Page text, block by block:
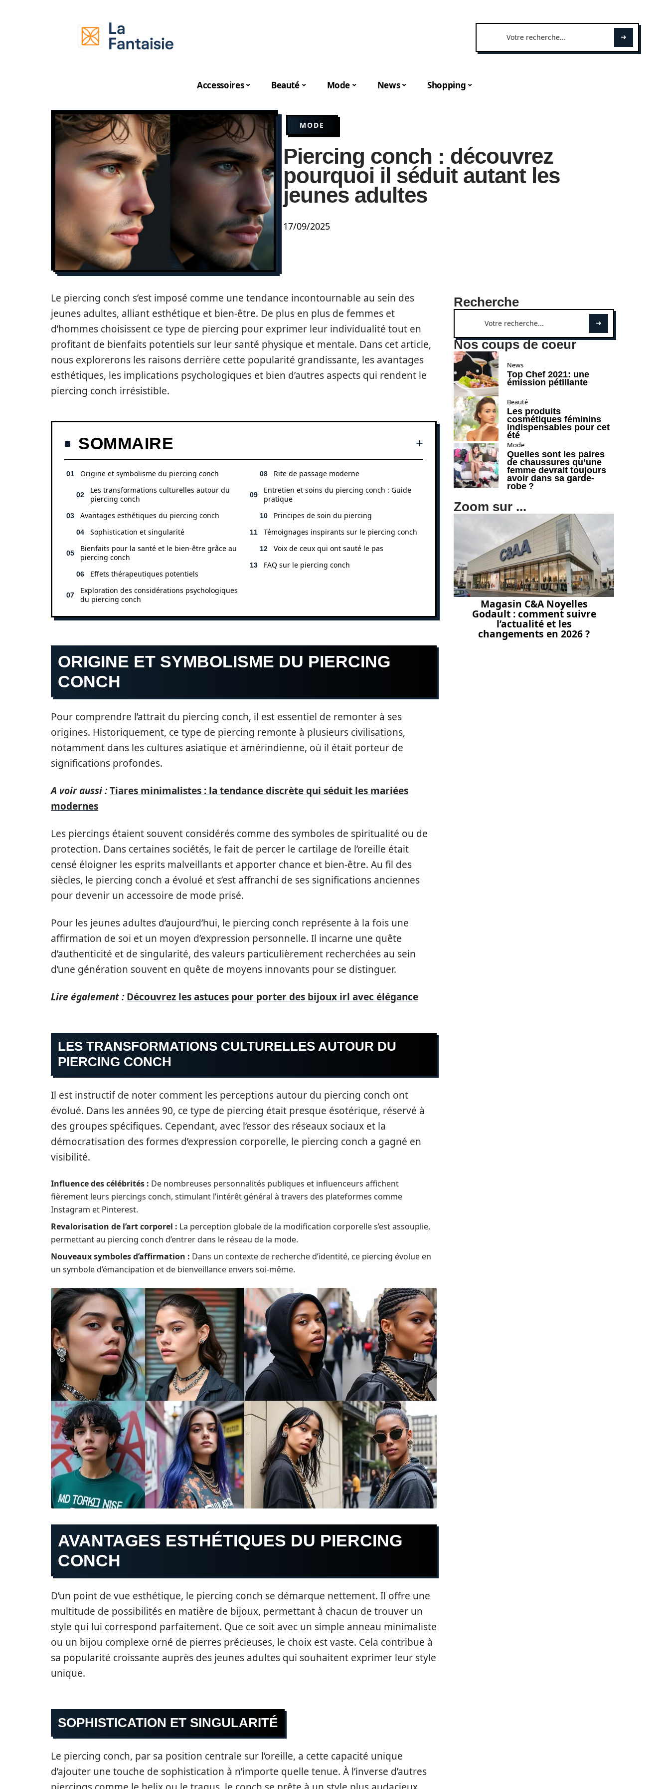
Accessoires Beauté Mode News Shopping
MODE
Piercing conch : découvrez
pourquoi il séduit autant les
jeunes adultes
17/09/2025
Le piercing conch s’est imposé comme une tendance incontournable au sein des
jeunes adultes, alliant esthétique et bien-être. De plus en plus de femmes et
d’hommes choisissent ce type de piercing pour exprimer leur individualité tout en
profitant de bienfaits potentiels sur leur santé physique et mentale. Dans cet article,
nous explorerons les raisons derrière cette popularité grandissante, les avantages
esthétiques, les implications psychologiques et bien d’autres aspects qui rendent le
piercing conch irrésistible.
SOMMAIRE
Origine et symbolisme du piercing conch
Les transformations culturelles autour du
piercing conch
Avantages esthétiques du piercing conch
Sophistication et singularité
Bienfaits pour la santé et le bien-être grâce au
piercing conch
Effets thérapeutiques potentiels
Exploration des considérations psychologiques
du piercing conch
Rite de passage moderne
Entretien et soins du piercing conch : Guide
pratique
Principes de soin du piercing
Témoignages inspirants sur le piercing conch
Voix de ceux qui ont sauté le pas
FAQ sur le piercing conch
ORIGINE ET SYMBOLISME DU PIERCING
CONCH
Pour comprendre l’attrait du piercing conch, il est essentiel de remonter à ses
origines. Historiquement, ce type de piercing remonte à plusieurs civilisations,
notamment dans les cultures asiatique et amérindienne, où il était porteur de
significations profondes.
A voir aussi :Tiares minimalistes : la tendance discrète qui séduit les mariées
modernes
Les piercings étaient souvent considérés comme des symboles de spiritualité ou de
protection. Dans certaines sociétés, le fait de percer le cartilage de l’oreille était
censé éloigner les esprits malveillants et apporter chance et bien-être. Au fil des
siècles, le piercing conch a évolué et s’est affranchi de ses significations anciennes
pour devenir un accessoire de mode prisé.
Pour les jeunes adultes d’aujourd’hui, le piercing conch représente à la fois une
affirmation de soi et un moyen d’expression personnelle. Il incarne une quête
d’authenticité et de singularité, des valeurs particulièrement recherchées au sein
d’une génération souvent en quête de moyens innovants pour se distinguer.
Lire également : Découvrez les astuces pour porter des bijoux irl avec élégance
LES TRANSFORMATIONS CULTURELLES AUTOUR DU
PIERCING CONCH
Il est instructif de noter comment les perceptions autour du piercing conch ont
évolué. Dans les années 90, ce type de piercing était presque ésotérique, réservé à
des groupes spécifiques. Cependant, avec l’essor des réseaux sociaux et la
démocratisation des formes d’expression corporelle, le piercing conch a gagné en
visibilité.
Influence des célébrités : De nombreuses personnalités publiques et influenceurs affichent
fièrement leurs piercings conch, stimulant l’intérêt général à travers des plateformes comme
Instagram et Pinterest.
Revalorisation de l’art corporel : La perception globale de la modification corporelle s’est assouplie,
permettant au piercing conch d’entrer dans le réseau de la mode.
Nouveaux symboles d’affirmation : Dans un contexte de recherche d’identité, ce piercing évolue en
un symbole d’émancipation et de bienveillance envers soi-même.
AVANTAGES ESTHÉTIQUES DU PIERCING
CONCH
D’un point de vue esthétique, le piercing conch se démarque nettement. Il offre une
multitude de possibilités en matière de bijoux, permettant à chacun de trouver un
style qui lui correspond parfaitement. Que ce soit avec un simple anneau minimaliste
ou un bijou complexe orné de pierres précieuses, le choix est vaste. Cela contribue à
sa popularité croissante auprès des jeunes adultes qui souhaitent exprimer leur style
unique.
SOPHISTICATION ET SINGULARITÉ
Le piercing conch, par sa position centrale sur l’oreille, a cette capacité unique
d’ajouter une touche de sophistication à n’importe quelle tenue. À l’inverse d’autres
Recherche
Nos coups de coeur
News
Top Chef 2021: une
émission pétillante
Beauté
Les produits
cosmétiques féminins
indispensables pour cet
été
Mode
Quelles sont les paires
de chaussures qu’une
femme devrait toujours
avoir dans sa garde-
robe ?
Zoom sur ...
Magasin C&A Noyelles
Godault : comment suivre
l’actualité et les
changements en 2026 ?